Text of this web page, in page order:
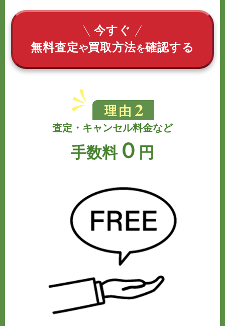
今すぐ
無料査定や買取方法を確認する
査定・キャンセル料金など
手数料０ 円